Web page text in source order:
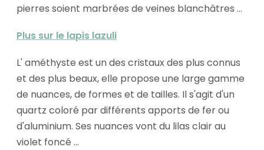
pierres soient marbrées de veines blanchâtres ...
Plus sur le lapis lazuli
L' améthyste est un des cristaux des plus connus
et des plus beaux, elle propose une large gamme
de nuances, de formes et de tailles. Il s'agit d'un
quartz coloré par différents apports de fer ou
d'aluminium. Ses nuances vont du lilas clair au
violet foncé ...